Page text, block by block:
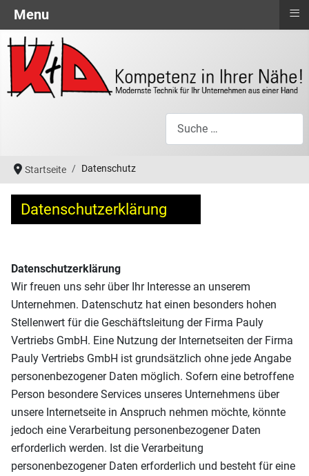
Startseite Datenschutz
Datenschutzerklärung
Datenschutzerklärung
Wir freuen uns sehr über Ihr Interesse an unserem
Unternehmen. Datenschutz hat einen besonders hohen
Stellenwert für die Geschäftsleitung der Firma Pauly
Vertriebs GmbH. Eine Nutzung der Internetseiten der Firma
Pauly Vertriebs GmbH ist grundsätzlich ohne jede Angabe
personenbezogener Daten möglich. Sofern eine betroffene
Person besondere Services unseres Unternehmens über
unsere Internetseite in Anspruch nehmen möchte, könnte
jedoch eine Verarbeitung personenbezogener Daten
erforderlich werden. Ist die Verarbeitung
personenbezogener Daten erforderlich und besteht für eine
Menu ≡